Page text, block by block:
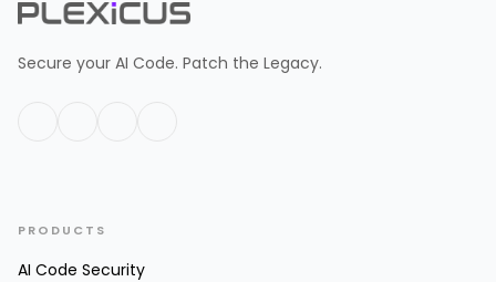
Secure your AI Code. Patch the Legacy.
PRODUCTS
AI Code Security